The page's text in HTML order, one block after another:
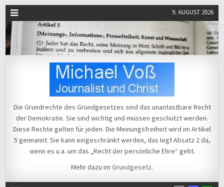
9. AUGUST 2026
Michael Voß
Die Grundrechte des Grundgesetzes sind das unantastbare Recht
der Demokratie. Sie sind wichtig und müssen geschützt werden.
Diese Rechte gelten für jeden. Die Meinungsfreiheit wird im Artikel
5 gennannt. Sie kann eingeschränkt werden, das legt Absatz 2 da,
wenn es u.a. um das „Recht der persönliche Ehre“ geht.
Mehr dazu im Grundgesetz.